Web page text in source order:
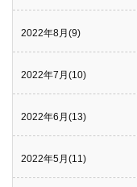
2022年8月(9)
2022年7月(10)
2022年6月(13)
2022年5月(11)